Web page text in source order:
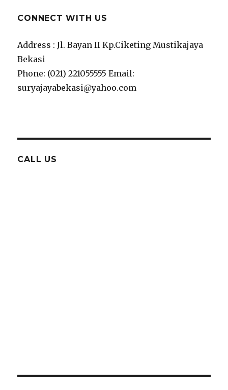
CONNECT WITH US
Address : Jl. Bayan II Kp.Ciketing Mustikajaya
Bekasi
Phone: (021) 221055555 Email:
suryajayabekasi@yahoo.com
CALL US